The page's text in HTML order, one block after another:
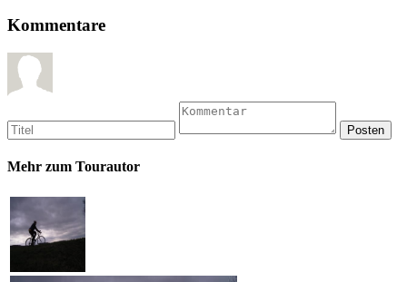
Kommentare
Mehr zum Tourautor